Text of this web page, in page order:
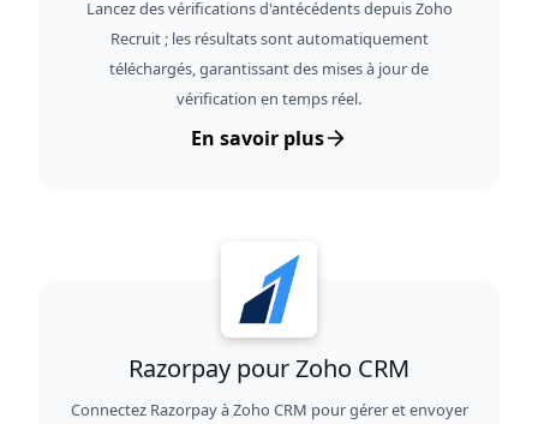
Lancez des vérifications d'antécédents depuis Zoho
Recruit ; les résultats sont automatiquement
téléchargés, garantissant des mises à jour de
vérification en temps réel.
En savoir plus
Razorpay pour Zoho CRM
Connectez Razorpay à Zoho CRM pour gérer et envoyer